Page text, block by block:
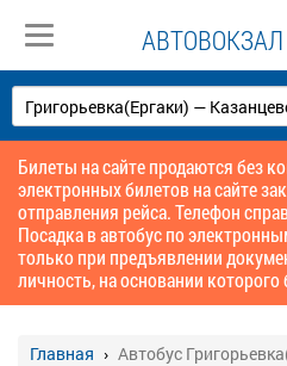
Билеты на сайте продаются без
электронных билетов на сайте
отправления рейса. Телефон
Посадка в автобус по
только при предъявлении
личность, на основании
Главная Автобус